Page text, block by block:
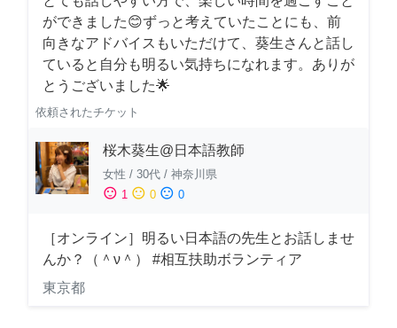
ができました😊ずっと考えていたことにも、前
向きなアドバイスもいただけて、葵生さんと話し
ていると自分も明るい気持ちになれます。ありが
とうございました🌟
依頼されたチケット
桜木葵生@日本語教師
女性 / 30代 / 神奈川県
sentiment_satisfied 1 sentiment_neutral 0 sentiment_dissatisfied 0
［オンライン］明るい日本語の先生とお話しませ
んか？（＾ν＾） #相互扶助ボランティア
東京都